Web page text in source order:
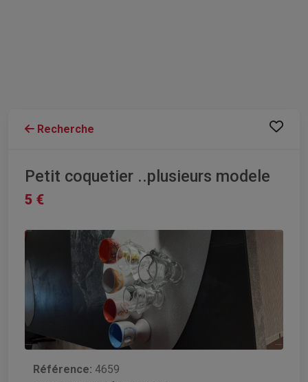
Recherche
Petit coquetier ..plusieurs modele
5 €
Référence: 4659